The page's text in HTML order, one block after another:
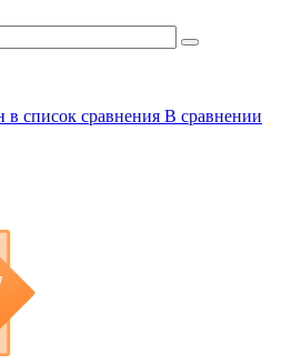
в список сравнения В сравнении